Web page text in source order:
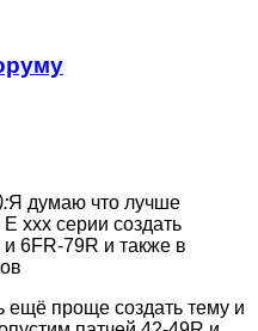
Я думаю что лучше
xxx серии создать
6FR-79R и также в
ещё проще создать тему и